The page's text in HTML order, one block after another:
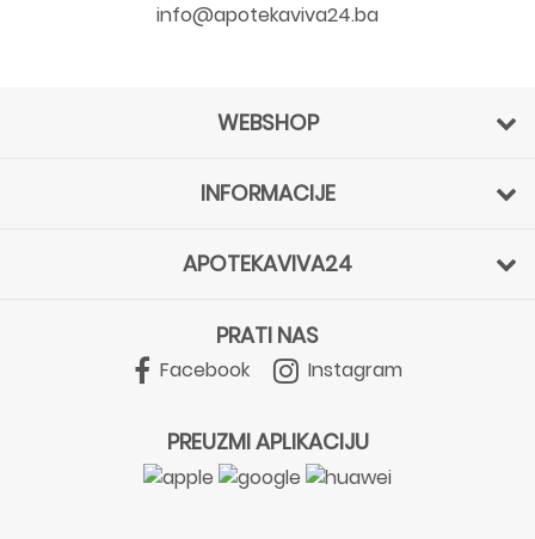
info@apotekaviva24.ba
WEBSHOP
INFORMACIJE
APOTEKAVIVA24
PRATI NAS
Facebook Instagram
PREUZMI APLIKACIJU